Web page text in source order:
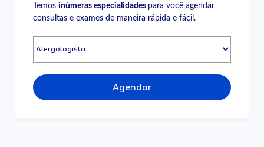
Temosinúmeras especialidades para você agendar
consultas e exames de maneira rápida e fácil.
Agendar